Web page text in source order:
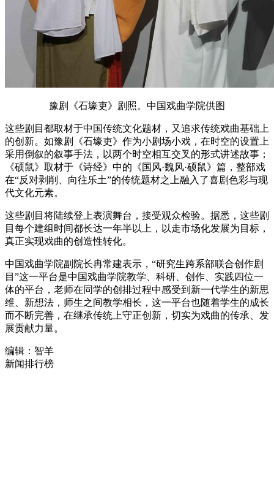
豫剧《石壕吏》剧照。中国戏曲学院供图
这些剧目都取材于中国传统文化题材，又追求传统戏曲基础上
的创新。如豫剧《石壕吏》作为小剧场小戏，在时空的设置上
采用倒叙的叙事手法，以两个时空相互交叉的形式讲述故事；
《硕鼠》取材于《诗经》中的《国风·魏风·硕鼠》篇，整部戏
在“反对剥削、向往乐土”的传统题材之上融入了喜剧色彩与现
代文化元素。
这些剧目将陆续登上表演舞台，接受观众检验。据悉，这些剧
目每个建组时间都长达一年半以上，以走市场化发展为目标，
真正实现戏曲的创造性转化。
中国戏曲学院副院长冉常建表示，“研究生跨系部联合创作剧
目”这一平台是中国戏曲学院教学、科研、创作、实践四位一
体的平台，老师在同学的创排过程中感受到新一代学生的新思
维、新想法，师生之间教学相长，这一平台也随着学生的成长
而不断完善，在继承传统上守正创新，切实为戏曲的传承、发
展贡献力量。
编辑：智羊
新闻排行榜